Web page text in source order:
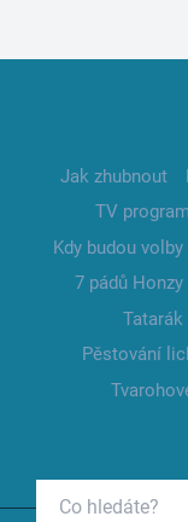
Jak zhubnout
TV program
Kdy budou volby
7 pádů Honzy
Pěstování